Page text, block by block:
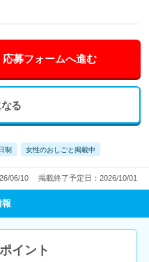
応募フォームへ進む
る
制 女性のおしごと掲載中
06/10 掲載終了予定日：2026/10/01
イント